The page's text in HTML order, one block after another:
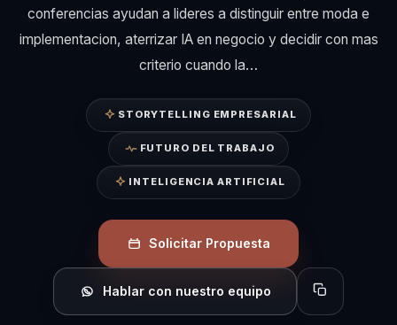
conferencias ayudan a lideres a distinguir entre moda e
implementacion, aterrizar IA en negocio y decidir con mas
criterio cuando la…
STORYTELLING EMPRESARIAL
FUTURO DEL TRABAJO
INTELIGENCIA ARTIFICIAL
Solicitar Propuesta
Hablar con nuestro equipo Copiar perfil